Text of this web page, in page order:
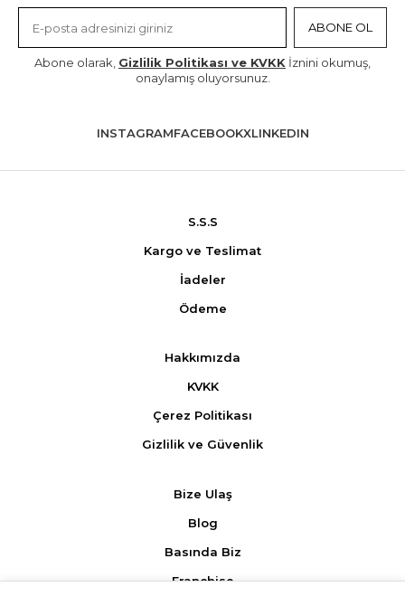
ABONE OL
Abone olarak, Gizlilik Politikası ve KVKK İznini okumuş,
onaylamış oluyorsunuz.
INSTAGRAMFACEBOOKXLINKEDIN
S.S.S
Kargo ve Teslimat
İadeler
Ödeme
Hakkımızda
KVKK
Çerez Politikası
Gizlilik ve Güvenlik
Bize Ulaş
Blog
Basında Biz
Franchise